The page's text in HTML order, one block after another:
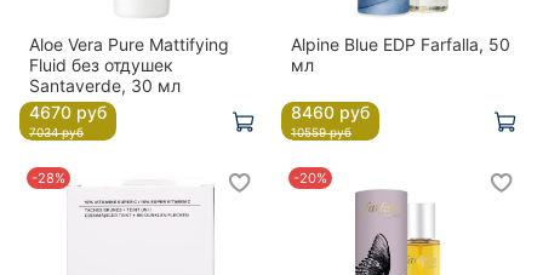
Aloe Vera Pure Mattifying
Fluid без отдушек
Santaverde, 30 мл
4670 руб
7034 руб
Alpine Blue EDP Farfalla, 50
мл
8460 руб
10559 руб
-28% -20%